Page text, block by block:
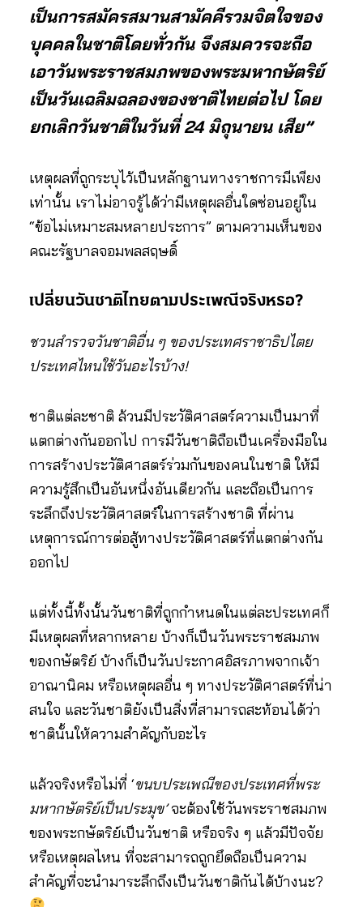
เป็นการสมัครสมานสามัคคีรวมจิตใจของ
บุคคลในชาติโดยทั่วกัน จึงสมควรจะถือ
เอาวันพระราชสมภพของพระมหากษัตริย์
เป็นวันเฉลิมฉลองของชาติไทยต่อไป โดย
ยกเลิกวันชาติในวันที่ 24 มิถุนายน เสีย”
เหตุผลที่ถูกระบุไว้เป็นหลักฐานทางราชการมีเพียง
เท่านั้น เราไม่อาจรู้ได้ว่ามีเหตุผลอื่นใดซ่อนอยู่ใน
“ข้อไม่เหมาะสมหลายประการ” ตามความเห็นของ
คณะรัฐบาลจอมพลสฤษดิ์
เปลี่ยนวันชาติไทยตามประเพณีจริงหรอ?
ชวนสำรวจวันชาติอื่น ๆ ของประเทศราชาธิปไตย
ประเทศไหนใช้วันอะไรบ้าง!
ชาติแต่ละชาติ ล้วนมีประวัติศาสตร์ความเป็นมาที่
แตกต่างกันออกไป การมีวันชาติถือเป็นเครื่องมือใน
การสร้างประวัติศาสตร์ร่วมกันของคนในชาติ ให้มี
ความรู้สึกเป็นอันหนึ่งอันเดียวกัน และถือเป็นการ
ระลึกถึงประวัติศาสตร์ในการสร้างชาติ ที่ผ่าน
เหตุการณ์การต่อสู้ทางประวัติศาสตร์ที่แตกต่างกัน
ออกไป
แต่ทั้งนี้ทั้งนั้นวันชาติที่ถูกกำหนดในแต่ละประเทศก็
มีเหตุผลที่หลากหลาย บ้างก็เป็นวันพระราชสมภพ
ของกษัตริย์ บ้างก็เป็นวันประกาศอิสรภาพจากเจ้า
อาณานิคม หรือเหตุผลอื่น ๆ ทางประวัติศาสตร์ที่น่า
สนใจ และวันชาติยังเป็นสิ่งที่สามารถสะท้อนได้ว่า
ชาตินั้นให้ความสำคัญกับอะไร
แล้วจริงหรือไม่ที่ ‘ขนบประเพณีของประเทศที่พระ
มหากษัตริย์เป็นประมุข’จะต้องใช้วันพระราชสมภพ
ของพระกษัตริย์เป็นวันชาติ หรือจริง ๆ แล้วมีปัจจัย
หรือเหตุผลไหน ที่จะสามารถถูกยึดถือเป็นความ
สำคัญที่จะนำมาระลึกถึงเป็นวันชาติกันได้บ้างนะ?